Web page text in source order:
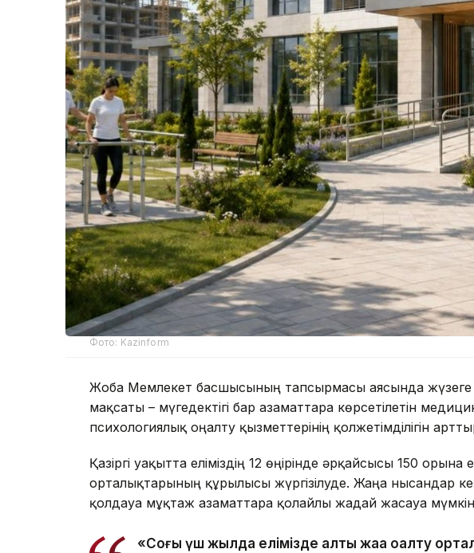
Фото: Kazinform
Жоба Мемлекет басшысының тапсырмасы аясында
мақсаты – мүгедектігі бар азаматтарға көрсетілетін
психологиялық оңалту қызметтерінің қолжетімділігін
Қазіргі уақытта еліміздің 12 өңірінде әрқайсысы 150
орталықтарының құрылысы жүргізілуде. Жаңа нысандар
қолдауға мұқтаж азаматтарға қолайлы жағдай жасауға
«Соңғы үш жылда елімізде алты жаңа оңалту